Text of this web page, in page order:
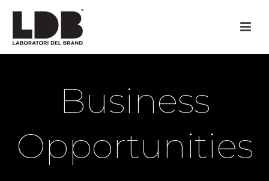
Business
Opportunities